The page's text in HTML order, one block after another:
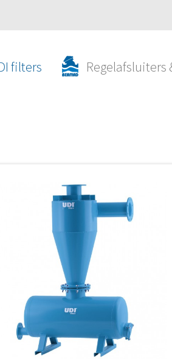
filters Regelafsluiters